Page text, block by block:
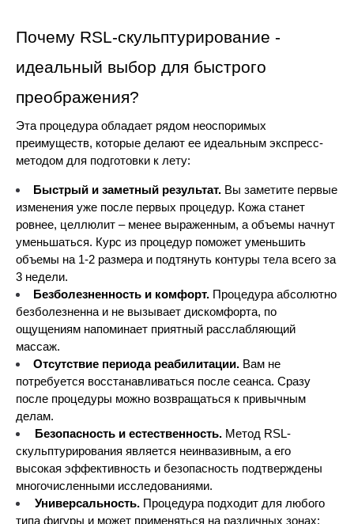
Почему RSL-скульптурирование -
идеальный выбор для быстрого
преображения?
Эта процедура обладает рядом неоспоримых
преимуществ, которые делают ее идеальным экспресс-
методом для подготовки к лету:
Быстрый и заметный результат. Вы заметите первые
изменения уже после первых процедур. Кожа станет
ровнее, целлюлит – менее выраженным, а объемы начнут
уменьшаться. Курс из процедур поможет уменьшить
объемы на 1-2 размера и подтянуть контуры тела всего за
3 недели.
Безболезненность и комфорт. Процедура абсолютно
безболезненна и не вызывает дискомфорта, по
ощущениям напоминает приятный расслабляющий
массаж.
Отсутствие периода реабилитации. Вам не
потребуется восстанавливаться после сеанса. Сразу
после процедуры можно возвращаться к привычным
делам.
Безопасность и естественность. Метод RSL-
скульптурирования является неинвазивным, а его
высокая эффективность и безопасность подтверждены
многочисленными исследованиями.
Универсальность. Процедура подходит для любого
типа фигуры и может применяться на различных зонах: